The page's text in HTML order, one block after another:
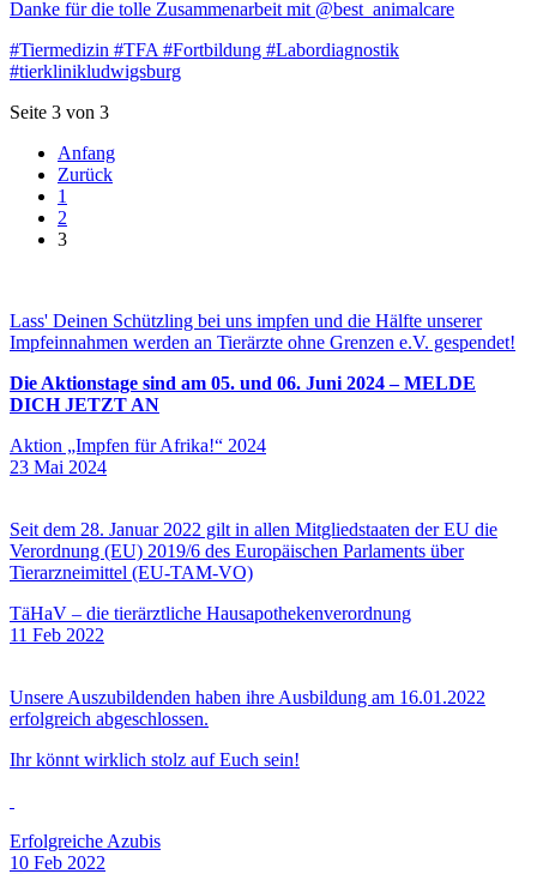
Danke für die tolle Zusammenarbeit mit @best_animalcare
#Tiermedizin #TFA #Fortbildung #Labordiagnostik
#tierklinikludwigsburg
Seite 3 von 3
Anfang
Zurück
1
2
3
Lass' Deinen Schützling bei uns impfen und die Hälfte unserer
Impfeinnahmen werden an Tierärzte ohne Grenzen e.V. gespendet!
Die Aktionstage sind am 05. und 06. Juni 2024 – MELDE
DICH JETZT AN
Aktion „Impfen für Afrika!“ 2024
23 Mai 2024
Seit dem 28. Januar 2022 gilt in allen Mitgliedstaaten der EU die
Verordnung (EU) 2019/6 des Europäischen Parlaments über
Tierarzneimittel (EU-TAM-VO)
TäHaV – die tierärztliche Hausapothekenverordnung
11 Feb 2022
Unsere Auszubildenden haben ihre Ausbildung am 16.01.2022
erfolgreich abgeschlossen.
Ihr könnt wirklich stolz auf Euch sein!
Erfolgreiche Azubis
10 Feb 2022